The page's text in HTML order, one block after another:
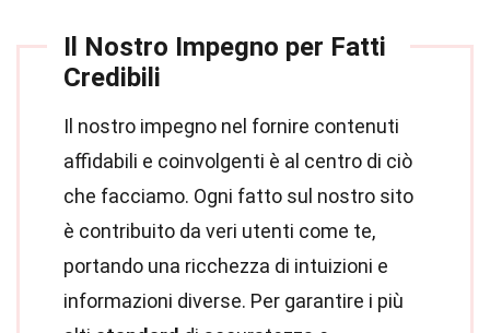
Il Nostro Impegno per Fatti
Credibili
Il nostro impegno nel fornire contenuti
affidabili e coinvolgenti è al centro di ciò
che facciamo. Ogni fatto sul nostro sito
è contribuito da veri utenti come te,
portando una ricchezza di intuizioni e
informazioni diverse. Per garantire i più